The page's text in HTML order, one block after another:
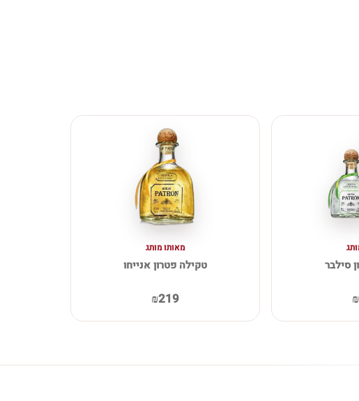
סילבר
מאותו מותג
טקילה פטרון אנייחו
₪219